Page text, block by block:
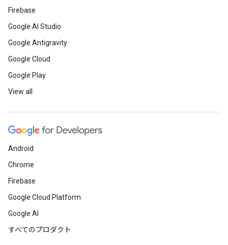
Firebase
Google AI Studio
Google Antigravity
Google Cloud
Google Play
View all
Android
Chrome
Firebase
Google Cloud Platform
Google AI
すべてのプロダクト